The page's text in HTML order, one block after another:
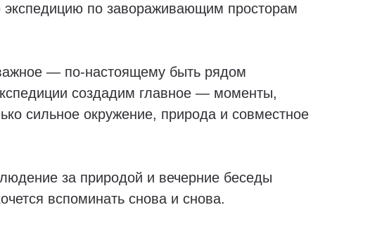
по завораживающим просторам
— по-настоящему быть рядом
создадим главное — моменты,
сильное окружение, природа и совместное
за природой и вечерние беседы
вспоминать снова и снова.